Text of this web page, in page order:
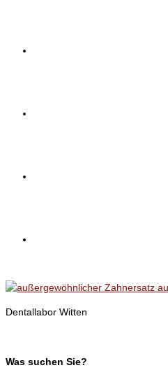
Dentallabor Witten
Was suchen Sie?